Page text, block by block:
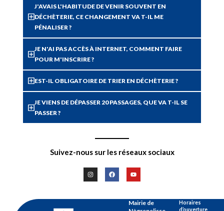
J'AVAIS L'HABITUDE DE VENIR SOUVENT EN
DÉCHÈTERIE, CE CHANGEMENT VA T-IL ME
PÉNALISER ?
JE N'AI PAS ACCÈS À INTERNET, COMMENT FAIRE
POUR M'INSCRIRE ?
EST-IL OBLIGATOIRE DE TRIER EN DÉCHÈTERIE ?
JE VIENS DE DÉPASSER 20 PASSAGES, QUE VA T-IL SE
PASSER ?
Suivez-nous sur les réseaux sociaux
Mairie de
Horaires
d’ouverture